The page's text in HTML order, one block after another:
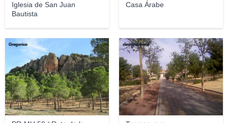
Iglesia de San Juan
Bautista
Casa Árabe
Gregorico centrocultural